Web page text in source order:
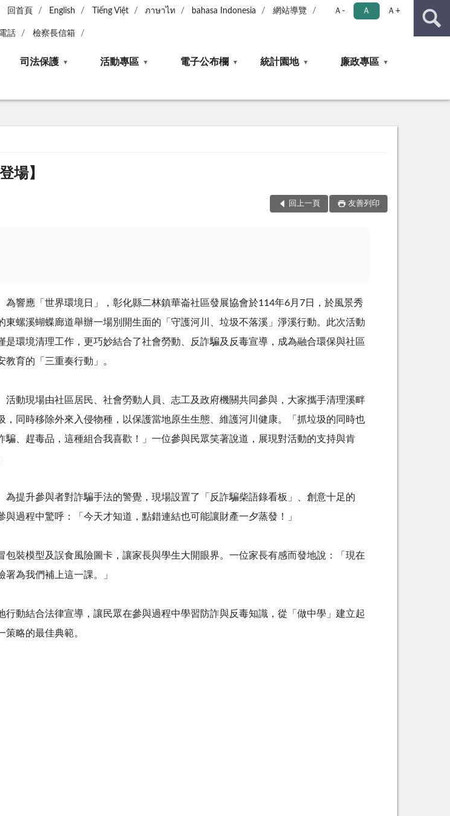
回首頁 English Tiếng Việt ภาษาไท bahasa Indonesia 網站導覽
話 檢察長信箱
Ａ- Ａ Ａ+
司法保護 活動專區 電子公布欄 統計園地 廉政專區
場】
回上一頁 友善列印
響應「世界環境日」，彰化縣二林鎮華崙社區發展協會於114年6月 7日，於風景秀
東螺溪蝴蝶廊道舉辦一場別開生面的「守護河川、垃圾不落溪」淨溪行動。此次活動
是環境清理工作，更巧妙結合了社會勞動、反詐騙及反毒宣導，成為融合環保與社區
教育的「三重奏行動」。
動現場由社區居民、社會勞動人員、志工及政府機關共同參與，大家攜手清理溪畔
，同時移除外來入侵物種，以保護當地原生生態、維護河川健康。「抓垃圾的同時也
騙、趕毒品，這種組合我喜歡！」一位參與民眾笑著說道，展現對活動的支持與肯
提升參與者對詐騙手法的警覺，現場設置了「反詐騙柴語錄看板」、創意十足的
過程中驚呼：「今天才知道，點錯連結也可能讓財產一夕蒸發！」
模型及誤食風險圖卡，讓家長與學生大開眼界。一位家長有感而發地說：「現在
為我們補上這一課。」
結合法律宣導，讓民眾在參與過程中學習防詐與反毒知識，從「做中學」建立起
略的最佳典範。